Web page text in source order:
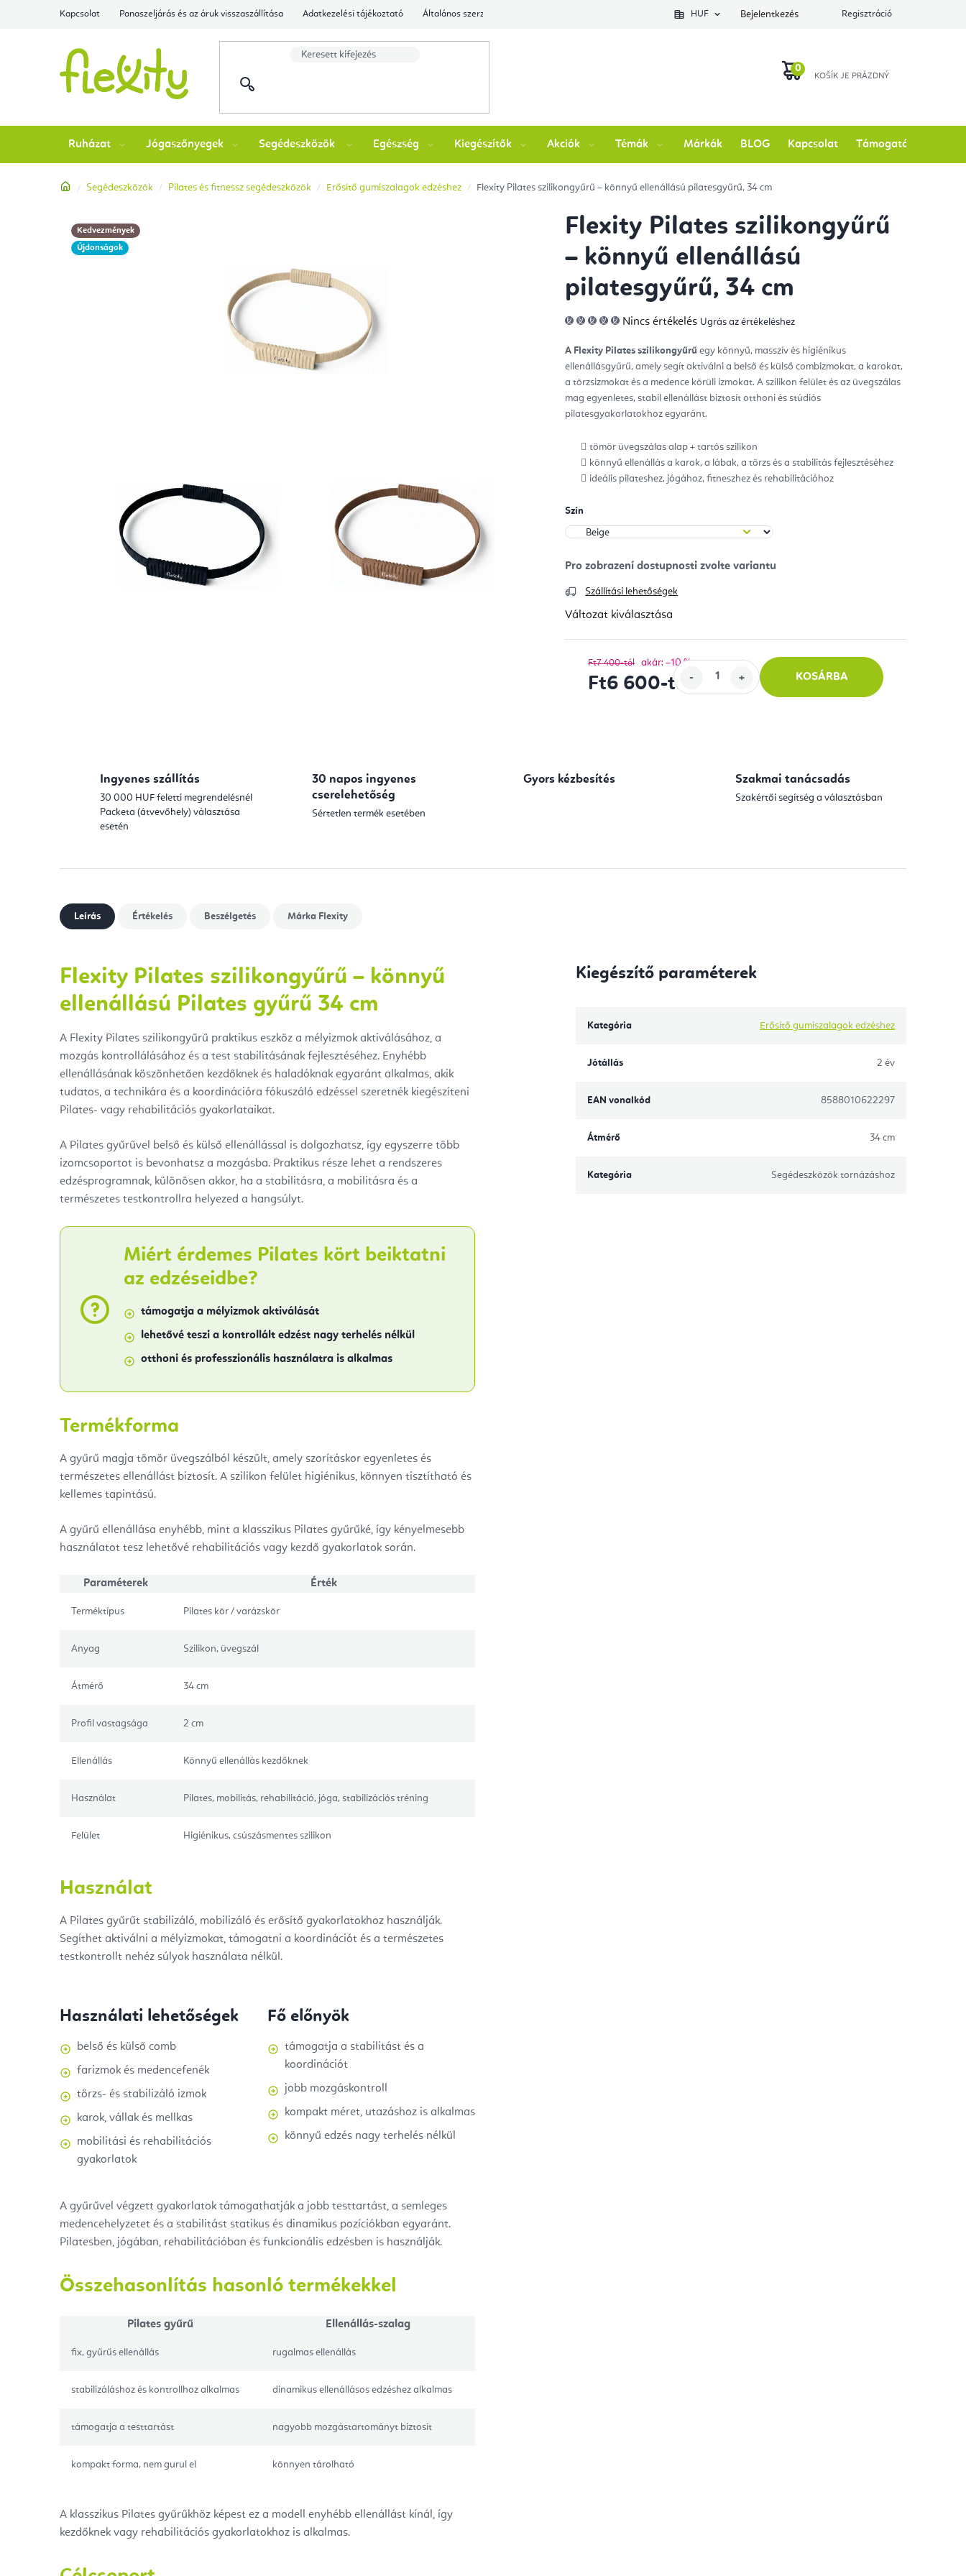
Kapcsolat Panaszeljárás és az áruk visszaszállítása Adatkezelési tájékoztató Általános szerződési feltételek Ellenőrizze a rendelés állapotátHUF Bejelentkezés Regisztráció
Ruházat Jógaszőnyegek Segédeszközök Egészség Kiegészítők Akciók Témák Márkák BLOG Kapcsolat Támogatás
Kezdőlap
Segédeszközök Pilates és fitnessz segédeszközök Erősítő gumiszalagok edzéshez Flexity Pilates szilikongyűrű – könnyű ellenállású pilatesgyűrű, 34 cm
Flexity Pilates szilikongyűrű
– könnyű ellenállású
pilatesgyűrű, 34 cm
A
termék
5-
ből
0,0
csillag.
Nincs értékelés Ugrás az értékeléshez
A Flexity Pilates szilikongyűrű egy könnyű, masszív és higiénikus
ellenállásgyűrű, amely segít aktiválni a belső és külső combizmokat, a karokat,
a törzsizmokat és a medence körüli izmokat. A szilikon felület és az üvegszálas
mag egyenletes, stabil ellenállást biztosít otthoni és stúdiós
pilatesgyakorlatokhoz egyaránt.
tömör üvegszálas alap + tartós szilikon
könnyű ellenállás a karok, a lábak, a törzs és a stabilitás fejlesztéséhez
ideális pilateshez, jógához, fitneszhez és rehabilitációhoz
Szín
Szállítási lehetőségek
Változat kiválasztása
Ft7 400-tól akár: –10 %
Ft6 600-tól KOSÁRBA
Kedvezmények
Újdonságok
Ingyenes szállítás
30 000 HUF feletti megrendelésnél
Packeta (átvevőhely) választása
esetén
30 napos ingyenes
cserelehetőség
Sértetlen termék esetében
Gyors kézbesítés Szakmai tanácsadás
Szakértői segítség a választásban
Leírás Értékelés Beszélgetés Márka Flexity
Flexity Pilates szilikongyűrű – könnyű
ellenállású Pilates gyűrű 34 cm
A Flexity Pilates szilikongyűrű praktikus eszköz a mélyizmok aktiválásához, a
mozgás kontrollálásához és a test stabilitásának fejlesztéséhez. Enyhébb
ellenállásának köszönhetően kezdőknek és haladóknak egyaránt alkalmas, akik
tudatos, a technikára és a koordinációra fókuszáló edzéssel szeretnék kiegészíteni
Pilates- vagy rehabilitációs gyakorlataikat.
A Pilates gyűrűvel belső és külső ellenállással is dolgozhatsz, így egyszerre több
izomcsoportot is bevonhatsz a mozgásba. Praktikus része lehet a rendszeres
edzésprogramnak, különösen akkor, ha a stabilitásra, a mobilitásra és a
természetes testkontrollra helyezed a hangsúlyt.
Miért érdemes Pilates kört beiktatni
az edzéseidbe?
támogatja a mélyizmok aktiválását
lehetővé teszi a kontrollált edzést nagy terhelés nélkül
otthoni és professzionális használatra is alkalmas
Termékforma
A gyűrű magja tömör üvegszálból készült, amely szorításkor egyenletes és
természetes ellenállást biztosít. A szilikon felület higiénikus, könnyen tisztítható és
kellemes tapintású.
A gyűrű ellenállása enyhébb, mint a klasszikus Pilates gyűrűké, így kényelmesebb
használatot tesz lehetővé rehabilitációs vagy kezdő gyakorlatok során.
Paraméterek Érték
Terméktípus Pilates kör / varázskör
Anyag Szilikon, üvegszál
Átmérő 34 cm
Profil vastagsága 2 cm
Ellenállás Könnyű ellenállás kezdőknek
Használat Pilates, mobilitás, rehabilitáció, jóga, stabilizációs tréning
Felület Higiénikus, csúszásmentes szilikon
Használat
A Pilates gyűrűt stabilizáló, mobilizáló és erősítő gyakorlatokhoz használják.
Segíthet aktiválni a mélyizmokat, támogatni a koordinációt és a természetes
testkontrollt nehéz súlyok használata nélkül.
Használati lehetőségek
belső és külső comb
farizmok és medencefenék
törzs- és stabilizáló izmok
karok, vállak és mellkas
mobilitási és rehabilitációs
gyakorlatok
Fő előnyök
támogatja a stabilitást és a
koordinációt
jobb mozgáskontroll
kompakt méret, utazáshoz is alkalmas
könnyű edzés nagy terhelés nélkül
A gyűrűvel végzett gyakorlatok támogathatják a jobb testtartást, a semleges
medencehelyzetet és a stabilitást statikus és dinamikus pozíciókban egyaránt.
Pilatesben, jógában, rehabilitációban és funkcionális edzésben is használják.
Összehasonlítás hasonló termékekkel
Pilates gyűrű Ellenállás-szalag
fix, gyűrűs ellenállás rugalmas ellenállás
stabilizáláshoz és kontrollhoz alkalmas dinamikus ellenállásos edzéshez alkalmas
támogatja a testtartást nagyobb mozgástartományt biztosít
kompakt forma, nem gurul el könnyen tárolható
A klasszikus Pilates gyűrűkhöz képest ez a modell enyhébb ellenállást kínál, így
kezdőknek vagy rehabilitációs gyakorlatokhoz is alkalmas.
Kiegészítő paraméterek
Kategória Erősítő gumiszalagok edzéshez
Jótállás 2 év
EAN vonalkód 8588010622297
Átmérő 34 cm
Kategória Segédeszközök tornázáshoz